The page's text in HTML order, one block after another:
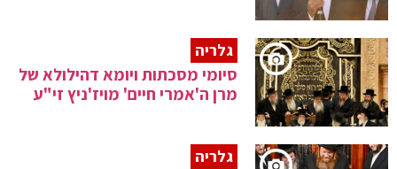
גלריה
סיומי מסכתות ויומא דהילולא של
מרן ה'אמרי חיים' מויז'ניץ זי"ע
גלריה